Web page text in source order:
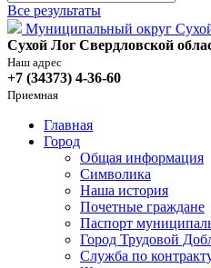
Все результаты
Муниципальный округ
Сухой Лог Свердловской
Наш адрес
+7 (34373) 4-36-60
Приемная
Главная
Город
Общая информация
Символика
Наша история
Почетные граждане
Паспорт
Город Трудовой
Служба по